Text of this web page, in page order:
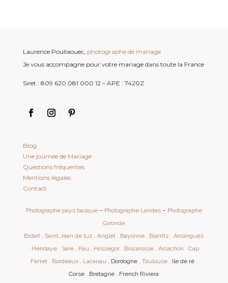
Laurence Poullaouec, photographe de mariage
Je vous accompagne pour votre mariage dans toute la France
Siret : 809 620 081 000 12 – APE : 7420Z
Blog
Une journée de Mariage
Questions fréquentes
Mentions légales
Contact
Photographe pays basque– Photographe Landes– Photographe
Gironde
Bidart . Saint Jean de luz .Anglet . Bayonne . Biarritz .Arcangues
. Hendaye . Sare . Pau . Hossegor. Biscarosse .Arcachon .Cap
Ferret. Bordeaux. Lacanau . Dordogne . Toulouse. Ile de ré .
Corse . Bretagne . French Riviera